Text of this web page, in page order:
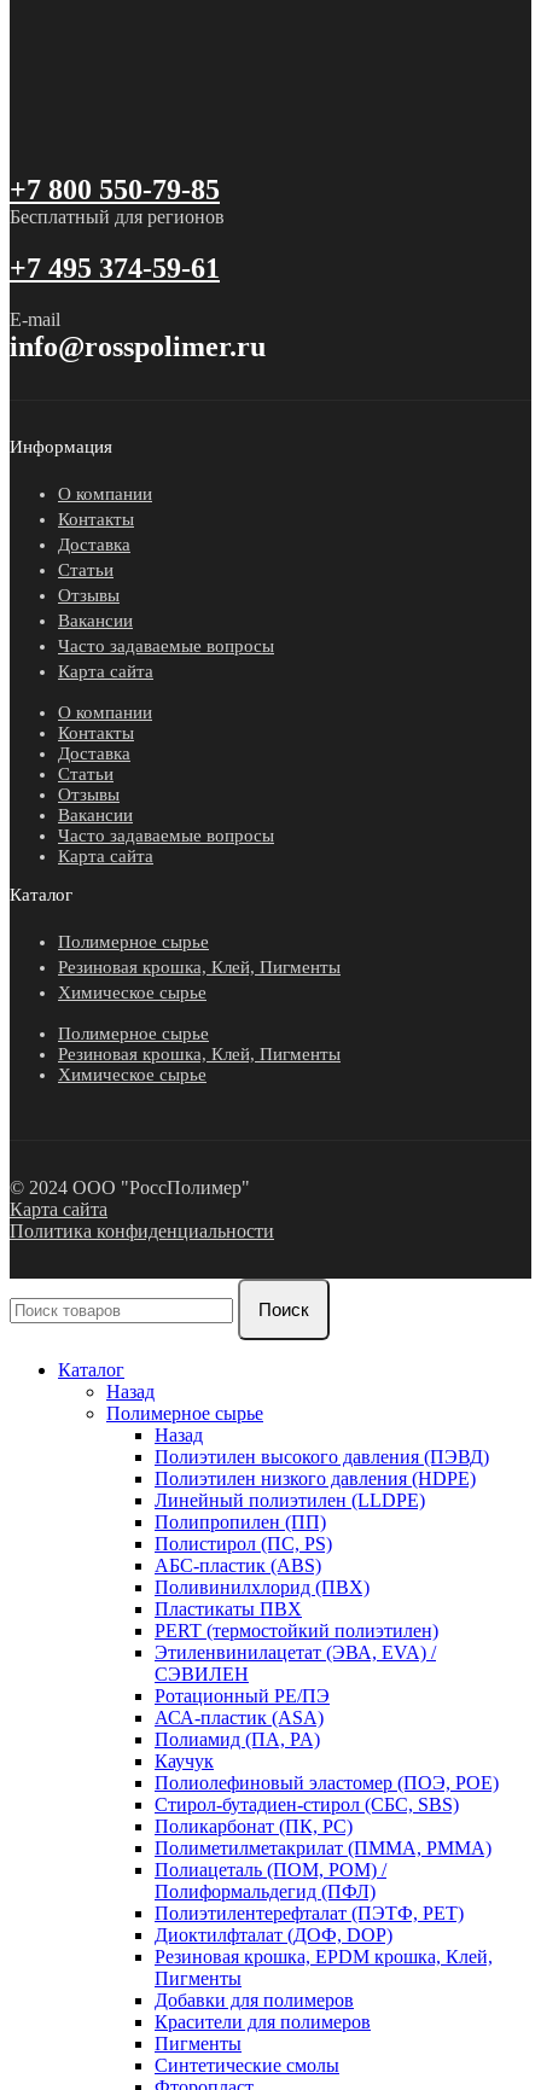
+7 800 550-79-85
Бесплатный для регионов
+7 495 374-59-61
E-mail
info@rosspolimer.ru
Информация
О компании
Контакты
Доставка
Статьи
Отзывы
Вакансии
Часто задаваемые вопросы
Карта сайта
О компании
Контакты
Доставка
Статьи
Отзывы
Вакансии
Часто задаваемые вопросы
Карта сайта
Каталог
Полимерное сырье
Резиновая крошка, Клей, Пигменты
Химическое сырье
Полимерное сырье
Резиновая крошка, Клей, Пигменты
Химическое сырье
© 2024 ООО "РоссПолимер"
Карта сайта
Политика конфиденциальности
Поиск
Каталог
Назад
Полимерное сырье
Назад
Полиэтилен высокого давления (ПЭВД)
Полиэтилен низкого давления (HDPE)
Линейный полиэтилен (LLDPE)
Полипропилен (ПП)
Полистирол (ПС, PS)
АБС-пластик (ABS)
Поливинилхлорид (ПВХ)
Пластикаты ПВХ
PERT (термостойкий полиэтилен)
Этиленвинилацетат (ЭВА, EVA) /
СЭВИЛЕН
Ротационный PE/ПЭ
АСА-пластик (ASA)
Полиамид (ПА, PA)
Каучук
Полиолефиновый эластомер (ПОЭ, POE)
Стирол-бутадиен-стирол (СБС, SBS)
Поликарбонат (ПК, PC)
Полиметилметакрилат (ПММА, PMMA)
Полиацеталь (ПОМ, POM) /
Полиформальдегид (ПФЛ)
Полиэтилентерефталат (ПЭТФ, PET)
Диоктилфталат (ДОФ, DOP)
Резиновая крошка, EPDM крошка, Клей,
Пигменты
Добавки для полимеров
Красители для полимеров
Пигменты
Синтетические смолы